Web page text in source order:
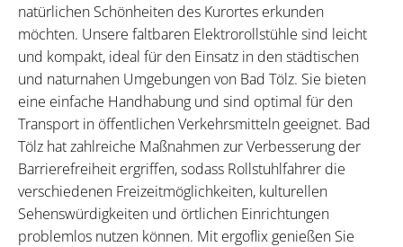
natürlichen Schönheiten des Kurortes erkunden
möchten. Unsere faltbaren Elektrorollstühle sind leicht
und kompakt, ideal für den Einsatz in den städtischen
und naturnahen Umgebungen von Bad Tölz. Sie bieten
eine einfache Handhabung und sind optimal für den
Transport in öffentlichen Verkehrsmitteln geeignet. Bad
Tölz hat zahlreiche Maßnahmen zur Verbesserung der
Barrierefreiheit ergriffen, sodass Rollstuhlfahrer die
verschiedenen Freizeitmöglichkeiten, kulturellen
Sehenswürdigkeiten und örtlichen Einrichtungen
problemlos nutzen können. Mit ergoflix genießen Sie